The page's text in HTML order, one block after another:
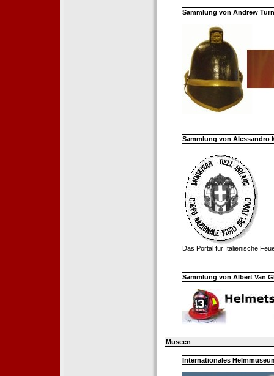
Sammlung von Andrew
Sammlung von Alessandro
Das Portal für Italienische
Sammlung von Albert Van
Museen
Internationales